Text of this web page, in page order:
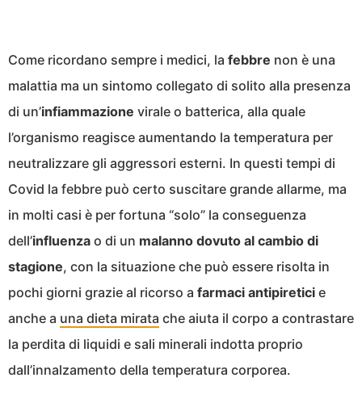
Come ricordano sempre i medici, la febbre non è una
malattia ma un sintomo collegato di solito alla presenza
di un’infiammazione virale o batterica, alla quale
l’organismo reagisce aumentando la temperatura per
neutralizzare gli aggressori esterni. In questi tempi di
Covid la febbre può certo suscitare grande allarme, ma
in molti casi è per fortuna “solo” la conseguenza
dell’influenza o di un malanno dovuto al cambio di
stagione, con la situazione che può essere risolta in
pochi giorni grazie al ricorso a farmaci antipiretici e
anche a una dieta mirata che aiuta il corpo a contrastare
la perdita di liquidi e sali minerali indotta proprio
dall’innalzamento della temperatura corporea.